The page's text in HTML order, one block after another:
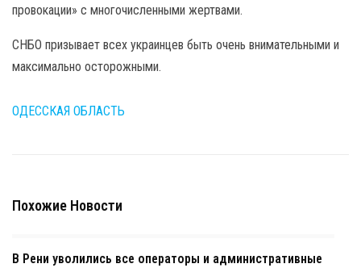
провокации» с многочисленными жертвами.
СНБО призывает всех украинцев быть очень внимательными и
максимально осторожными.
ОДЕССКАЯ ОБЛАСТЬ
Похожие Новости
В Рени уволились все операторы и административные